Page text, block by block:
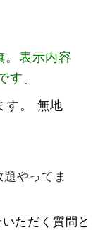
。表示内容
。
す。 無地
やってま
ただく質問と